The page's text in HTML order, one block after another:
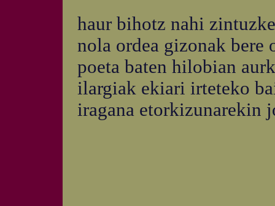
haur bihotz nahi
nola ordea gizonak bere
poeta baten hilobian
ilargiak ekiari irteteko
iragana etorkizunarekin